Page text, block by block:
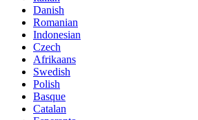
Danish
Romanian
Indonesian
Czech
Afrikaans
Swedish
Polish
Basque
Catalan